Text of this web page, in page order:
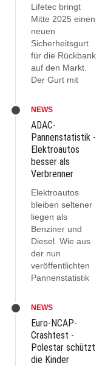
Lifetec bringt
Mitte 2025 einen
neuen
Sicherheitsgurt
für die Rückbank
auf den Markt.
Der Gurt mit
NEWS
ADAC-
Pannenstatistik -
Elektroautos
besser als
Verbrenner
Elektroautos
bleiben seltener
liegen als
Benziner und
Diesel. Wie aus
der nun
veröffentlichten
Pannenstatistik
NEWS
Euro-NCAP-
Crashtest -
Polestar schützt
die Kinder